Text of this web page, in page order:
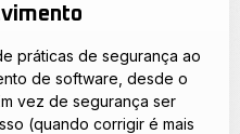
práticas de segurança ao
de software, desde o
vez de segurança ser
(quando corrigir é mais